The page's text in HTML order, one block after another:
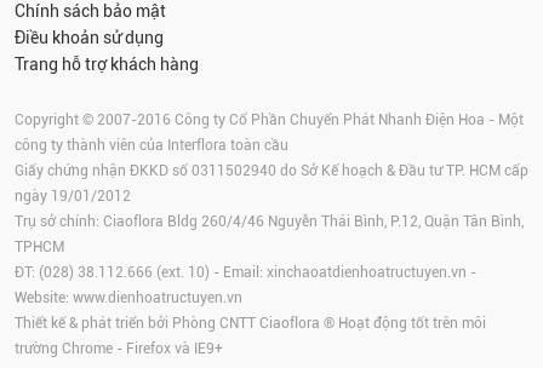
Chính sách bảo mật
Điều khoản sử dụng
Trang hỗ trợ khách hàng
Copyright © 2007-2016 Công ty Cổ Phần Chuyển Phát Nhanh Điện Hoa - Một
công ty thành viên của Interflora toàn cầu
Giấy chứng nhận ĐKKD số 0311502940 do Sở Kế hoạch & Đầu tư TP. HCM cấp
ngày 19/01/2012
Trụ sở chính: Ciaoflora Bldg 260/4/46 Nguyễn Thái Bình, P.12, Quận Tân Bình,
TPHCM
ĐT: (028) 38.112.666 (ext. 10) - Email: xinchaoatdienhoatructuyen.vn -
Website: www.dienhoatructuyen.vn
Thiết kế & phát triển bởi Phòng CNTT Ciaoflora ® Hoạt động tốt trên môi
trường Chrome - Firefox và IE9+